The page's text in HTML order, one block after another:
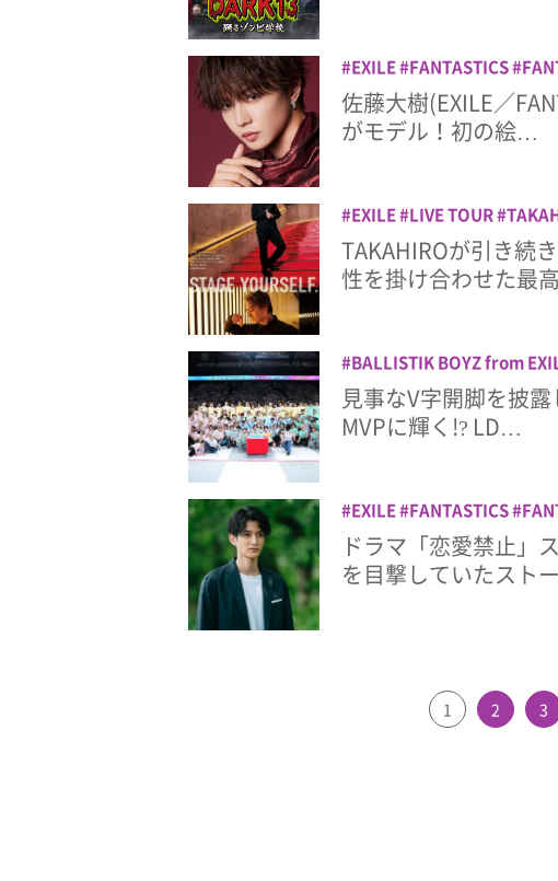
EXILE FANTASTICS
でよ うぱごろう
佐藤大樹
佐藤大樹(EXILE／
がモデル！初の絵…
EXILE LIVE TOUR
ジ
ツアー ライブ ワーク
TAKAHIROが引き続
性を掛け合わせた最
BALLISTIK BOYZ from
FANTASTICS from EXILE
TRIBE LDH LIL LEAGUE
BANGERZ from EXILE TRIBE
見事なV字開脚を披
MVPに輝く!? LD…
EXILE FANTASTICS
ビ ドラマ プラチナイト
渡邊圭祐
ドラマ「恋愛禁止」
を目撃していたスト
1 2 3